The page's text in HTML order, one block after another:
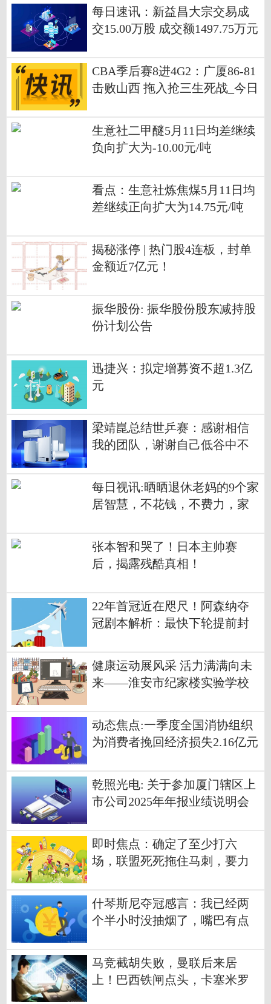
每日速讯：新益昌大宗交易成
交15.00万股 成交额1497.75万元
CBA季后赛8进4G2：广厦86-81
击败山西 拖入抢三生死战_今日
生意社二甲醚5月11日均差继续
负向扩大为-10.00元/吨
看点：生意社炼焦煤5月11日均
差继续正向扩大为14.75元/吨
揭秘涨停 | 热门股4连板，封单
金额近7亿元！
振华股份: 振华股份股东减持股
份计划公告
迅捷兴：拟定增募资不超1.3亿
元
梁靖崑总结世乒赛：感谢相信
我的团队，谢谢自己低谷中不
每日视讯:晒晒退休老妈的9个家
居智慧，不花钱，不费力，家
张本智和哭了！日本主帅赛
后，揭露残酷真相！
22年首冠近在咫尺！阿森纳夺
冠剧本解析：最快下轮提前封
健康运动展风采 活力满满向未
来——淮安市纪家楼实验学校
动态焦点:一季度全国消协组织
为消费者挽回经济损失2.16亿元
乾照光电: 关于参加厦门辖区上
市公司2025年年报业绩说明会
的公告 当前看点
即时焦点：确定了至少打六
场，联盟死死拖住马刺，要力
什琴斯尼夺冠感言：我已经两
个半小时没抽烟了，嘴巴有点
马竞截胡失败，曼联后来居
上！巴西铁闸点头，卡塞米罗